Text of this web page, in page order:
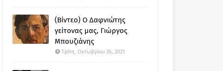
(Βίντεο) Ο Δαφνιώτης
γείτονας μας, Γιώργος
Μπουζιάνης
Τρίτη, Οκτωβρίου 26, 2021